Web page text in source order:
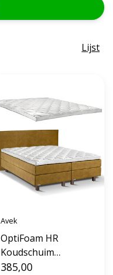
Lijst
Avek
OptiFoam HR
Koudschuim
Topdekmatras Avek
385,00